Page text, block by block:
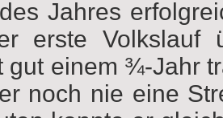
Jahres
erste Volkslauf
gut einem ¾-Jahr
noch nie eine